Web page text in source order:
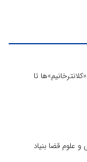
تا
علوم قضا بنیاد